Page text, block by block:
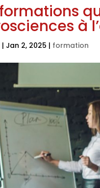
à
| Jan 2, 2025 | formation